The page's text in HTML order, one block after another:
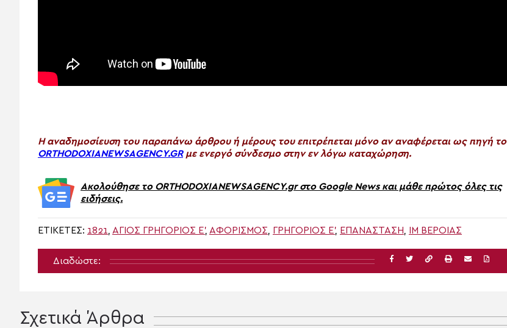
H αναδημοσίευση του παραπάνω άρθρου ή μέρους του επιτρέπεται μόνο αν αναφέρεται ως πηγή το
ORTHODOXIANEWSAGENCY.GRμε ενεργό σύνδεσμο στην εν λόγω καταχώρηση.
Ακολούθησε το ORTHODOXIANEWSAGENCY.gr στο Google News και μάθε πρώτος όλες τις
ειδήσεις.
ΕΤΙΚΈΤΕΣ: 1821 ΆΓΙΟΣ ΓΡΗΓΌΡΙΟΣ Ε', ΑΦΟΡΙΣΜΌΣ ΓΡΗΓΌΡΙΟΣ Ε', ΕΠΑΝΑΣΤΑΣΗ ΙΜ ΒΕΡΟΙΑΣ
Διαδώστε:
Σχετικά Άρθρα